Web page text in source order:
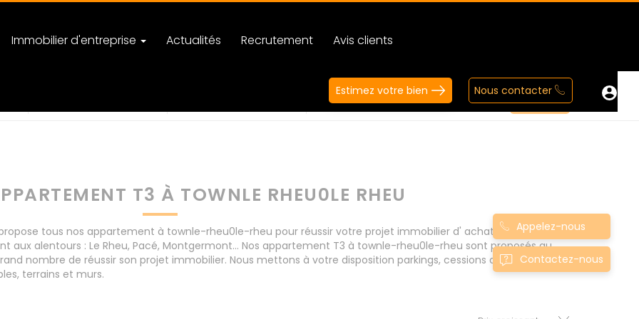
Immobilier d'entreprise Actualités Recrutement Avis clients
Estimez votre bien Nous contacter
T3 À TOWNLE RHEU0LE RHEU
tous nos appartement à townle-rheu0le-rheu pour réussir votre projet immobilier d' achat. Consultez
aux alentours : Le Rheu, Pacé, Montgermont... Nos appartement T3 à townle-rheu0le-rheu sont proposés au
nombre de réussir son projet immobilier. Nous mettons à votre disposition parkings, cessions de baux, fonds
terrains et murs.
Appelez-nous
Contactez-nous